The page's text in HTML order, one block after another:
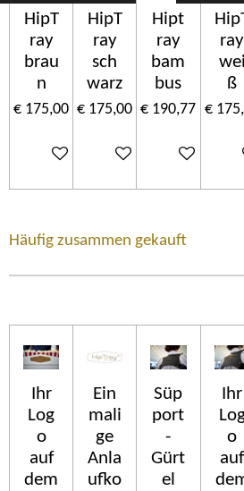
HipT
ray
brau
n
€ 175,00
In winkelwagen
HipT
ray
sch
warz
€ 175,00
In winkelwagen
Hipt
ray
bam
bus
€ 190,77
In
ray
wei
ß
€
In
Häufig zusammen gekauft
Ihr
Log
o
auf
dem
Ein
mali
ge
Anla
ufko
Süp
port
-
Gürt
el
Ihr
o
auf